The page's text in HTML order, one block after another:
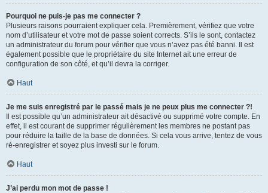
Pourquoi ne puis-je pas me connecter ?
Plusieurs raisons pourraient expliquer cela. Premièrement, vérifiez que votre
nom d’utilisateur et votre mot de passe soient corrects. S’ils le sont, contactez
un administrateur du forum pour vérifier que vous n’avez pas été banni. Il est
également possible que le propriétaire du site Internet ait une erreur de
configuration de son côté, et qu’il devra la corriger.
Haut
Je me suis enregistré par le passé mais je ne peux plus me connecter ?!
Il est possible qu’un administrateur ait désactivé ou supprimé votre compte. En
effet, il est courant de supprimer régulièrement les membres ne postant pas
pour réduire la taille de la base de données. Si cela vous arrive, tentez de vous
ré-enregistrer et soyez plus investi sur le forum.
Haut
J’ai perdu mon mot de passe !